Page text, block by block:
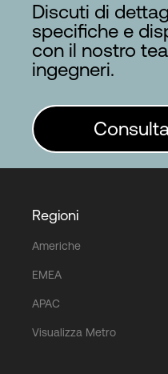
Discuti di
specifiche e
con il nostro
ingegneri.
Regioni
Americhe
EMEA
APAC
Visualizza Metro